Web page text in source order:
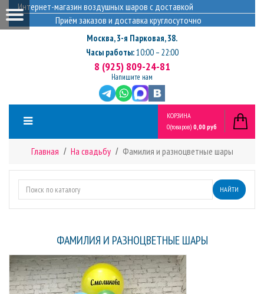
Интернет-магазин воздушных шаров с доставкой
Приём заказов и доставка круглосуточно
Москва,3-я Парковая, 38.
Часы работы:10:00 – 22:00
8 (925) 809-24-81
Напишите нам
КОРЗИНА
0(товаров) 0,00 руб
Главная На свадьбу Фамилия и разноцветные шары
НАЙТИ
ФАМИЛИЯ И РАЗНОЦВЕТНЫЕ ШАРЫ